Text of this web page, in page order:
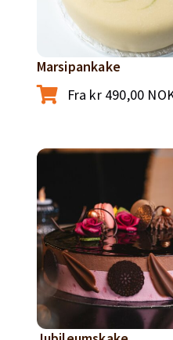
Marsipankake
Fra kr490,00